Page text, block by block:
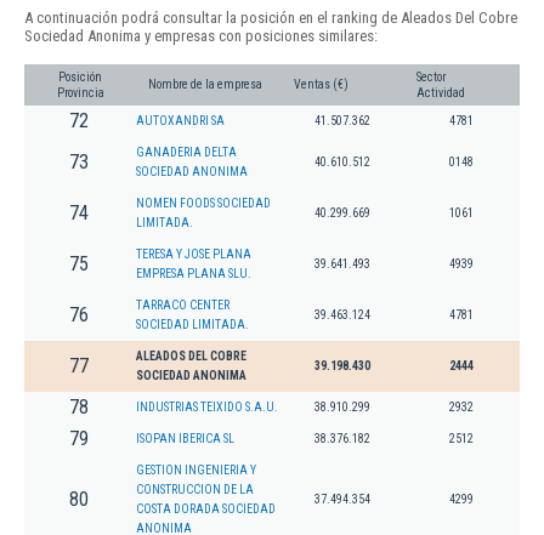
A continuación podrá consultar la posición en el ranking de Aleados Del Cobre
Sociedad Anonima y empresas con posiciones similares:
Posición
Provincia
Nombre de la empresa Ventas (€)
Sector
Actividad
72 AUTOXANDRI SA 41.507.362 4781
73
GANADERIA DELTA
SOCIEDAD ANONIMA
40.610.512 0148
74
NOMEN FOODS SOCIEDAD
LIMITADA.
40.299.669 1061
75
TERESA Y JOSE PLANA
EMPRESA PLANA SLU.
39.641.493 4939
76
TARRACO CENTER
SOCIEDAD LIMITADA.
39.463.124 4781
77
ALEADOS DEL COBRE
SOCIEDAD ANONIMA
39.198.430 2444
78 INDUSTRIAS TEIXIDO S.A.U. 38.910.299 2932
79 ISOPAN IBERICA SL 38.376.182 2512
80
GESTION INGENIERIA Y
CONSTRUCCION DE LA
COSTA DORADA SOCIEDAD
ANONIMA
37.494.354 4299